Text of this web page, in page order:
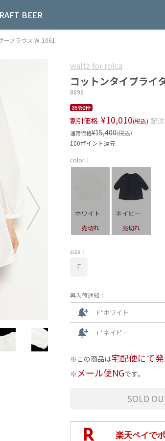
BEER
ブラウス W-1061
waltz for rolca
コットンタイプライ
8696
35%OFF
割引価格 ¥10,010(税込) 配
通常価格¥15,400(税込)
100ポイント還元
color：
ホワイト
売切れ
ネイビー
売切れ
size：
F
再入荷通知 ：
notification_add F*ホワイト
notification_add F*ネイビー
この商品は宅配便にて
メール便NGです。
SOLD